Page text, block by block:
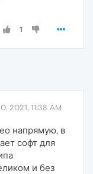
1
2021, 11:38 AM
напрямую, в
софт для
и без